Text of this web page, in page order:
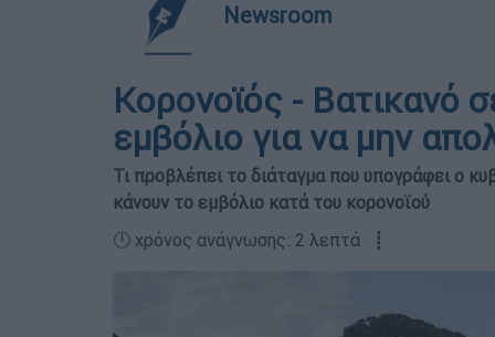
Newsroom
Κορονοϊός - Βατικανό
εμβόλιο για να μην
Τι προβλέπει το διάταγμα που υπογράφει ο
κάνουν το εμβόλιο κατά του κορονοϊού
🕛 χρόνος ανάγνωσης: 2 λεπτά ┋